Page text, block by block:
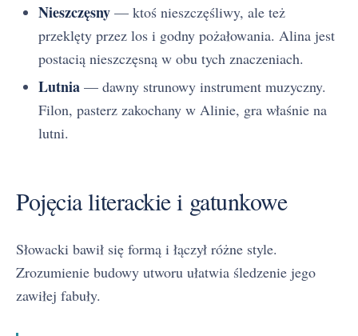
Nieszczęsny — ktoś nieszczęśliwy, ale też
przeklęty przez los i godny pożałowania. Alina jest
postacią nieszczęsną w obu tych znaczeniach.
Lutnia — dawny strunowy instrument muzyczny.
Filon, pasterz zakochany w Alinie, gra właśnie na
lutni.
Pojęcia literackie i gatunkowe
Słowacki bawił się formą i łączył różne style.
Zrozumienie budowy utworu ułatwia śledzenie jego
zawiłej fabuły.